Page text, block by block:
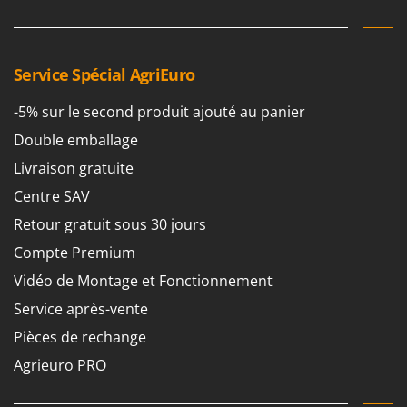
Pulvérisateurs portés
R
Rafraîchisseurs d'air par évaporation
Rampes de chargement en aluminium
Râpes à fromage électriques
Râteaux pour tracteur
Remplisseuses
Robots nettoyeurs de piscine
Robots Tondeuses
Rogneuses de souches
Rouleaux pour tracteur
S
Scies à os
GYS
H
Hailo
Helvi
Henx
HiKOKI
Honda
I
Idromatic
Il-Tec
Imperia
Infaco
Service Spécial AgriEuro
-5% sur le second produit ajouté au panier
Double emballage
Livraison gratuite
Centre SAV
Retour gratuit sous 30 jours
Compte Premium
Vidéo de Montage et Fonctionnement
Service après-vente
Pièces de rechange
Agrieuro PRO